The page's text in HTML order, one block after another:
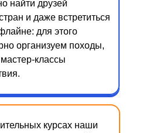
найти друзей
и даже встретиться
для этого
организуем походы,
мастер-классы
курсах наши